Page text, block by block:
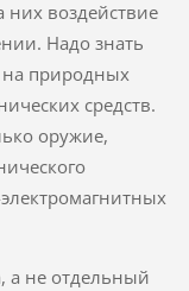
них воздействие
Надо знать
на природных
средств.
оружие,
а не отдельный